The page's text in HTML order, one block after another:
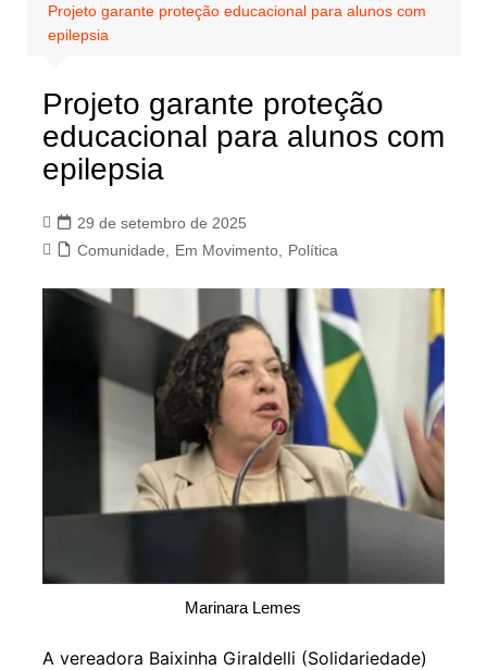
Projeto garante proteção educacional para alunos com
epilepsia
Projeto garante proteção
educacional para alunos com
epilepsia
29 de setembro de 2025
Comunidade
Em Movimento, Política
Marinara Lemes
A vereadora Baixinha Giraldelli (Solidariedade)